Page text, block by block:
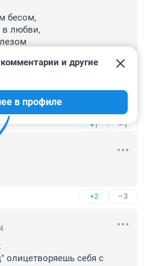
бесом,
в любви,
+1 –1
и другие
в профиле
+2 –3
олицетворяешь себя с